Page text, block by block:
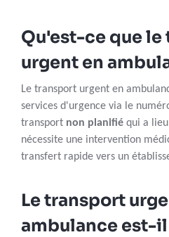
Qu'est-ce que
urgent en
Le transport urgent en
services d'urgence via le
transport non planifié qui a
nécessite une intervention
transfert rapide vers un
Le transport
ambulance est-